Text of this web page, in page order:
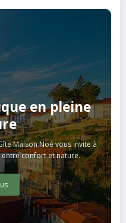
en pleine
Maison Noé vous invite à
confort et nature.